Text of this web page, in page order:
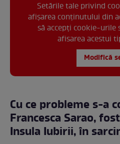
Setările tale privind
afișarea conținutului din
să accepți cookie-urile
afisarea acestui
Modifică
Cu ce probleme s-a
Francesca Sarao,
Insula Iubirii, în